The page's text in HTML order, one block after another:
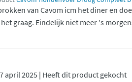
van Cavom icm het diner en
graag. Eindelijk niet meer 's
april 2025 | Heeft dit product gekocht